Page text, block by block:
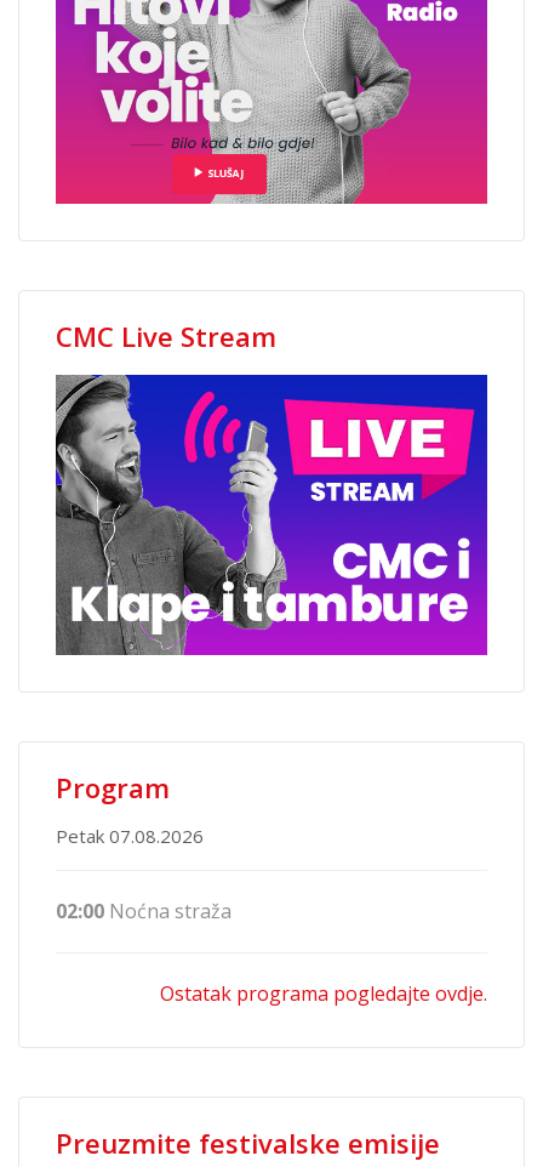
CMC Live Stream
Program
Petak 07.08.2026
02:00 Noćna straža
Ostatak programa pogledajte ovdje.
Preuzmite festivalske emisije